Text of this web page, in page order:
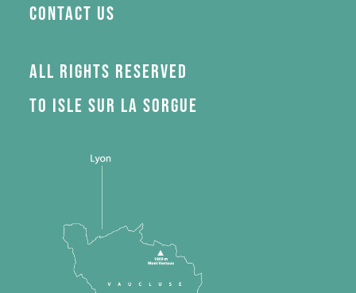
Contact us
All rights reserved
to Isle sur la Sorgue